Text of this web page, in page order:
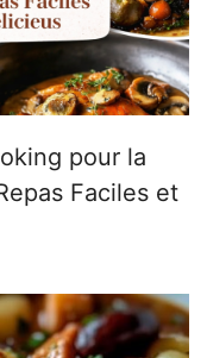
pour la
Faciles et